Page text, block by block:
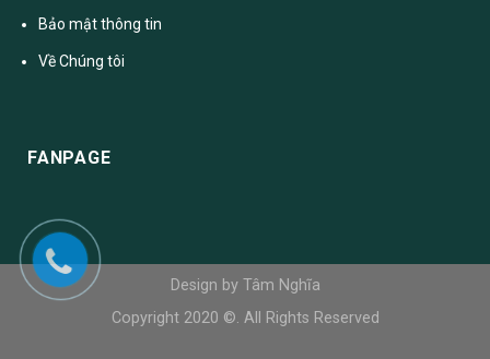
Bảo mật thông tin
Về Chúng tôi
FANPAGE
Design by Tâm Nghĩa
Copyright 2020 ©. All Rights Reserved